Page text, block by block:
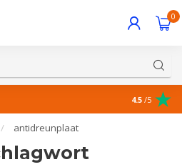
0
4.5 /5
/ antidreunplaat